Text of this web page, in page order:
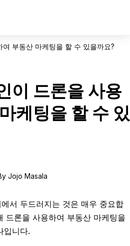
부동산 마케팅을 할 수 있을까요?
이 드론을 사용
케팅을 할 수 있
Jojo Masala
서 두드러지는 것은 매우 중요합
드론을 사용하여 부동산 마케팅을
입니다.